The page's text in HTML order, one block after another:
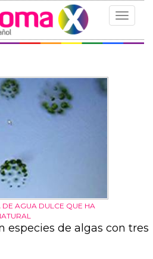
Toggle
DE AGUA DULCE QUE HA
especies de algas con tres